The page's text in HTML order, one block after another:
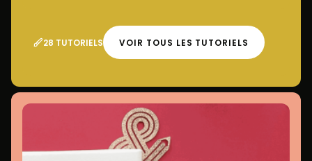
28 TUTORIELS VOIR TOUS LES TUTORIELS